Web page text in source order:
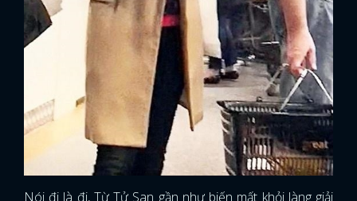
Nói đi là đi, Từ Tử San gần như biến mất khỏi làng giải